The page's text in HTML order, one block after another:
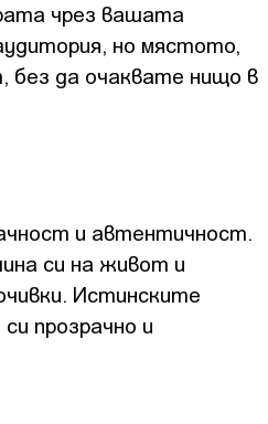
чрез вашата
но мястото,
без да очаквате нищо в
и автентичност.
си на живот и
Истинските
прозрачно и